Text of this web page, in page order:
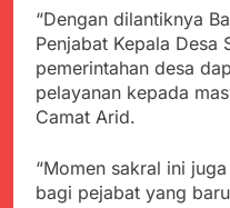
“Dengan dilantiknya
Penjabat Kepala Desa
pemerintahan desa
pelayanan kepada
Camat Arid.
“Momen sakral ini
bagi pejabat yang